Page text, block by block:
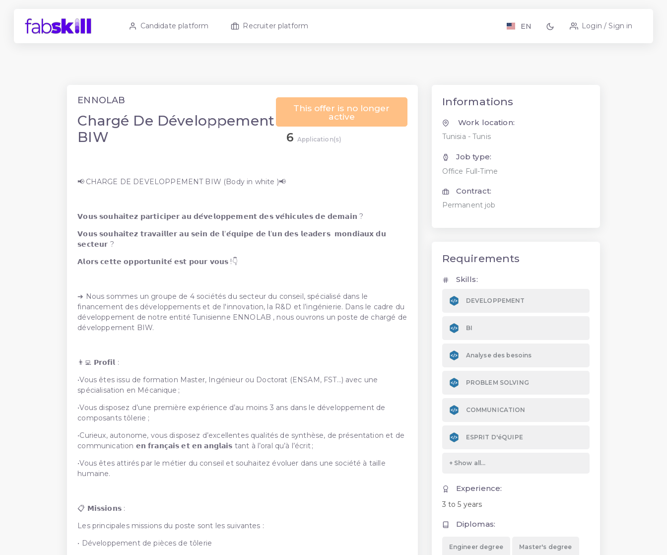
Candidate platform Recruiter platform EN Login / Sign in
ENNOLAB
Chargé De Développement
BIW
This offer is no longer
active
6 Application(s)
📢 CHARGE DE DEVELOPPEMENT BIW (Body in white )📢
𝗩𝗼𝘂𝘀 𝘀𝗼𝘂𝗵𝗮𝗶𝘁𝗲𝘇 𝗽𝗮𝗿𝘁𝗶𝗰𝗶𝗽𝗲𝗿 𝗮𝘂 𝗱𝗲́𝘃𝗲𝗹𝗼𝗽𝗽𝗲𝗺𝗲𝗻𝘁 𝗱𝗲𝘀 𝘃𝗲́𝗵𝗶𝗰𝘂𝗹𝗲𝘀 𝗱𝗲 𝗱𝗲𝗺𝗮𝗶𝗻 ?
𝗩𝗼𝘂𝘀 𝘀𝗼𝘂𝗵𝗮𝗶𝘁𝗲𝘇 𝘁𝗿𝗮𝘃𝗮𝗶𝗹𝗹𝗲𝗿 𝗮𝘂 𝘀𝗲𝗶𝗻 𝗱𝗲 𝗹’𝗲́𝗾𝘂𝗶𝗽𝗲 𝗱𝗲 𝗹’𝘂𝗻 𝗱𝗲𝘀 𝗹𝗲𝗮𝗱𝗲𝗿𝘀 𝗺𝗼𝗻𝗱𝗶𝗮𝘂𝘅 𝗱𝘂
𝘀𝗲𝗰𝘁𝗲𝘂𝗿 ?
𝗔𝗹𝗼𝗿𝘀 𝗰𝗲𝘁𝘁𝗲 𝗼𝗽𝗽𝗼𝗿𝘁𝘂𝗻𝗶𝘁𝗲́ 𝗲𝘀𝘁 𝗽𝗼𝘂𝗿 𝘃𝗼𝘂𝘀 !👇
➔ Nous sommes un groupe de 4 sociétés du secteur du conseil, spécialisé dans le
financement des développements et de l'innovation, la R&D et l’ingénierie. Dans le cadre du
développement de notre entité Tunisienne ENNOLAB , nous ouvrons un poste de chargé de
développement BIW.
👨‍💻 𝗣𝗿𝗼𝗳𝗶𝗹 :
•Vous êtes issu de formation Master, Ingénieur ou Doctorat (ENSAM, FST…) avec une
spécialisation en Mécanique ;
•Vous disposez d’une première expérience d’au moins 3 ans dans le développement de
composants tôlerie ;
•Curieux, autonome, vous disposez d’excellentes qualités de synthèse, de présentation et de
communication 𝗲𝗻 𝗳𝗿𝗮𝗻𝗰̧𝗮𝗶𝘀 𝗲𝘁 𝗲𝗻 𝗮𝗻𝗴𝗹𝗮𝗶𝘀 tant à l’oral qu’à l’écrit ;
•Vous êtes attirés par le métier du conseil et souhaitez évoluer dans une société à taille
humaine.
📋 𝗠𝗶𝘀𝘀𝗶𝗼𝗻𝘀 :
Les principales missions du poste sont les suivantes :
• Développement de pièces de tôlerie
Informations
Work location:
Tunisia - Tunis
Job type:
Office Full-Time
Contract:
Permanent job
Requirements
Skills:
DEVELOPPEMENT
BI
Analyse des besoins
PROBLEM SOLVING
COMMUNICATION
ESPRIT D'éQUIPE
Experience:
3 to 5 years
Diplomas:
Engineer degree Master's degree